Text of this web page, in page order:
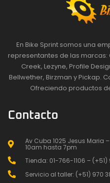
En Bike Sprint somos una
representantes de las marcas:
Creek, Lezyne, Profile
Bellwether, Birzman y Pickap.
Ofreciendo productos
Contacto
Av Cuba 1025 Jesus Maria
10am hasta 7pm
Tienda: 01-766-1106 – (+51)
Servicio al taller: (+51) 970